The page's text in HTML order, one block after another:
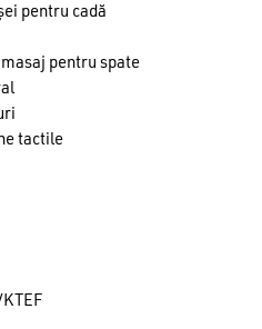
pentru cadă
pentru spate
tactile